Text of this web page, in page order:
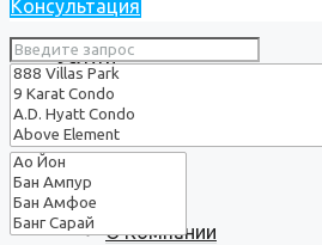
Услуги
О нас
О Компании
Консультация